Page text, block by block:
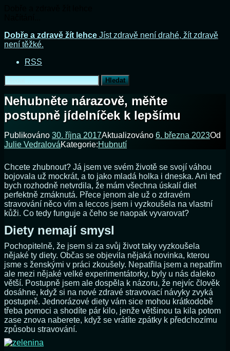
Přejít
k
webu
Dobře a zdravě žít lehce Jíst zdravě není drahé, žít zdravě
není těžké.
RSS
Vyhledávání
Nehubněte nárazově, měňte
postupně jídelníček k lepšímu
Publikováno 30. října 2017Aktualizováno 6. března 2023Od
Julie VedralováKategorie:Hubnutí
Chcete zhubnout? Já jsem ve svém životě se svojí váhou
bojovala už mockrát, a to jako mladá holka i dneska. Ani teď
bych rozhodně netvrdila, že mám všechna úskalí diet
perfektně zmáknutá. Přece jenom ale už o zdravém
stravování něco vím a leccos jsem i vyzkoušela na vlastní
kůži. Co tedy funguje a čeho se naopak vyvarovat?
Diety nemají smysl
Pochopitelně, že jsem si za svůj život taky vyzkoušela
nějaké ty diety. Občas se objevila nějaká novinka, kterou
jsme s ženskými v práci zkoušely. Nepatřila jsem a nepatřím
ale mezi nějaké velké experimentátorky, byly u nás daleko
větší. Postupně jsem ale dospěla k názoru, že nejvíc člověk
dosáhne, když si na nové zdravé stravovací návyky zvyká
postupně. Jednorázové diety vám sice mohou krátkodobě
třeba pomoci a shodíte pár kilo, jenže většinou ta kila potom
zase znova naberete, když se vrátíte zpátky k předchozímu
způsobu stravování.